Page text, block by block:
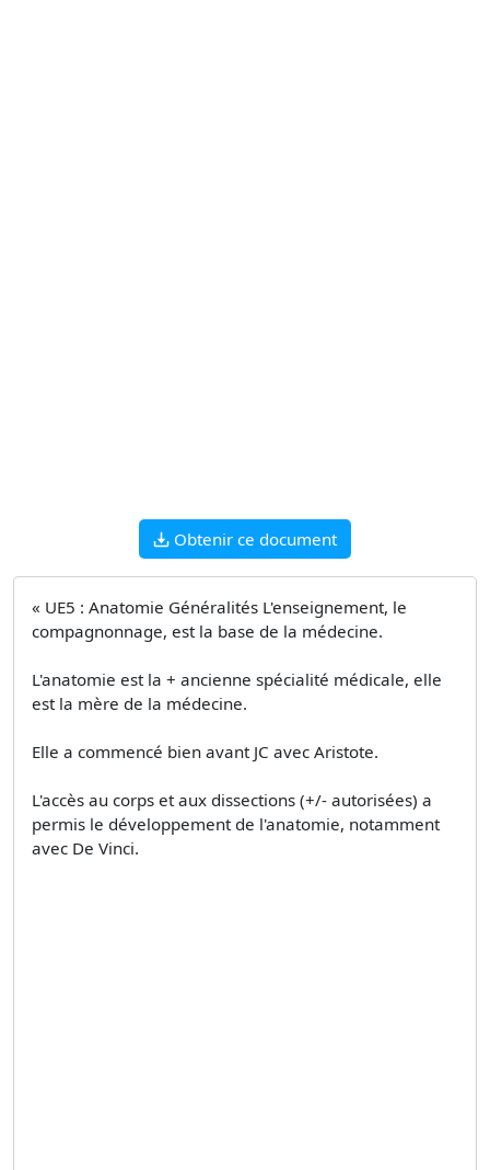
Obtenir ce document
« UE5 : Anatomie Généralités L'enseignement, le
compagnonnage, est la base de la médecine.
L'anatomie est la + ancienne spécialité médicale, elle
est la mère de la médecine.
Elle a commencé bien avant JC avec Aristote.
L'accès au corps et aux dissections (+/- autorisées) a
permis le développement de l'anatomie, notamment
avec De Vinci.